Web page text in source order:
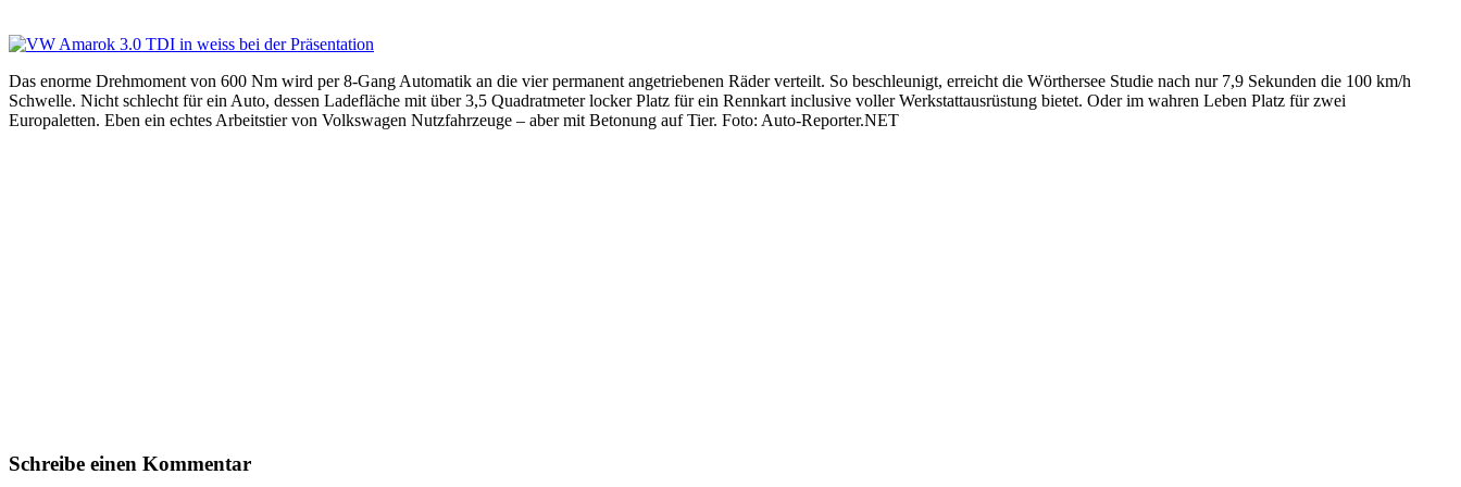
Das enorme Drehmoment von 600 Nm wird per 8-Gang Automatik an die vier permanent angetriebenen Räder verteilt. So beschleunigt, erreicht die Wörthersee Studie nach nur 7,9 Sekunden die 100 km/h
Schwelle. Nicht schlecht für ein Auto, dessen Ladefläche mit über 3,5 Quadratmeter locker Platz für ein Rennkart inclusive voller Werkstattausrüstung bietet. Oder im wahren Leben Platz für zwei
Europaletten. Eben ein echtes Arbeitstier von Volkswagen Nutzfahrzeuge – aber mit Betonung auf Tier. Foto: Auto-Reporter.NET
Schreibe einen Kommentar